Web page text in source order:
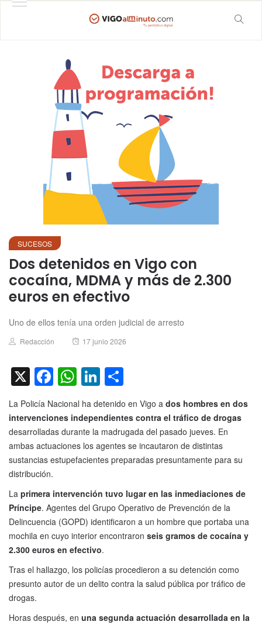
SUCESOS
Dos detenidos en Vigo con
cocaína, MDMA y más de 2.300
euros en efectivo
Uno de ellos tenía una orden judicial de arresto
Author
Redacción
Posted
17 junio 2026
X Facebook
WhatsApp
LinkedIn
La Policía Nacional ha detenido en Vigo a dos hombres en dos
intervenciones independientes contra el tráfico de drogas
desarrolladas durante la madrugada del pasado jueves. En
ambas actuaciones los agentes se incautaron de distintas
sustancias estupefacientes preparadas presuntamente para su
distribución.
La primera intervención tuvo lugar en las inmediaciones de
Príncipe. Agentes del Grupo Operativo de Prevención de la
Delincuencia (GOPD) identificaron a un hombre que portaba una
mochila en cuyo interior encontraron seis gramos de cocaína y
2.300 euros en efectivo.
Tras el hallazgo, los policías procedieron a su detención como
presunto autor de un delito contra la salud pública por tráfico de
drogas.
Horas después, en una segunda actuación desarrollada en la